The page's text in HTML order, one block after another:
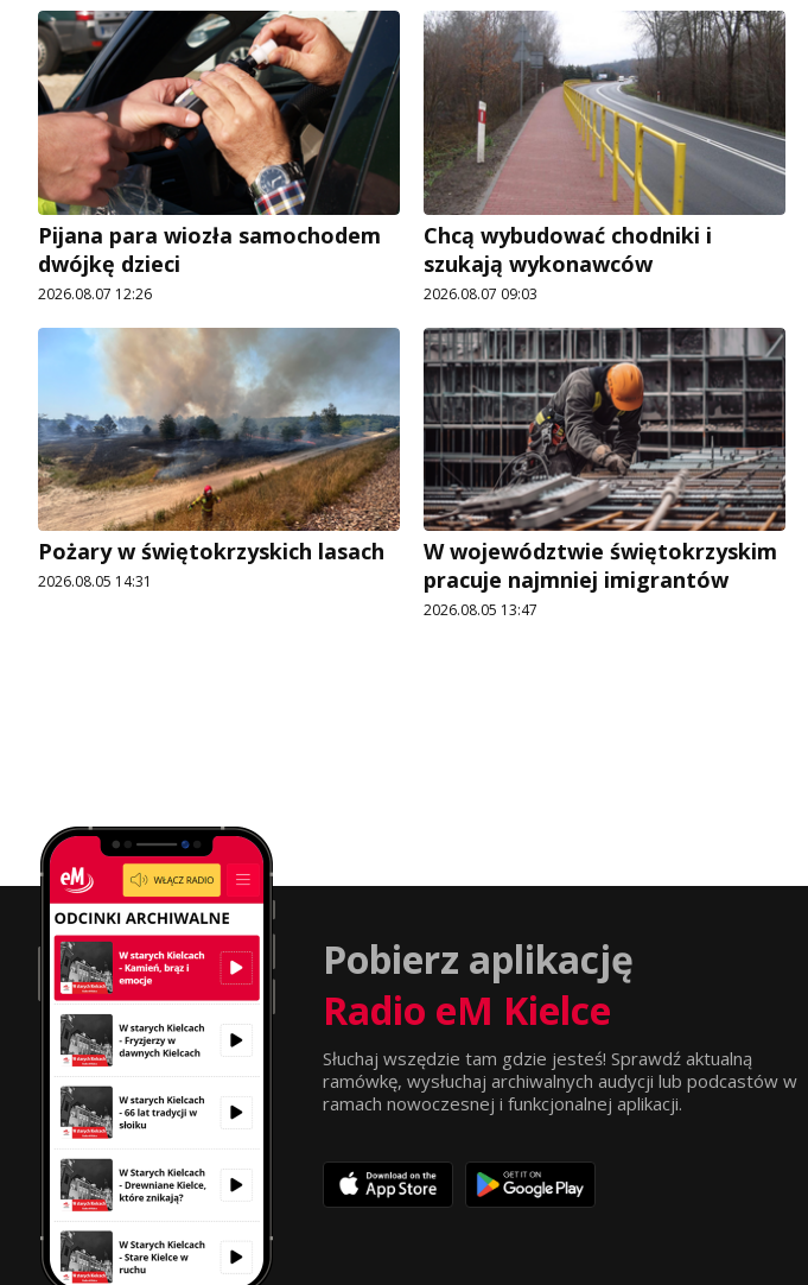
Pijana para wiozła samochodem
dwójkę dzieci
2026.08.07 12:26
Chcą wybudować chodniki i
szukają wykonawców
2026.08.07 09:03
Pożary w świętokrzyskich lasach
2026.08.05 14:31
W województwie świętokrzyskim
pracuje najmniej imigrantów
2026.08.05 13:47
Pobierz aplikację
Radio eM Kielce
Słuchaj wszędzie tam gdzie jesteś! Sprawdź aktualną
ramówkę, wysłuchaj archiwalnych audycji lub podcastów w
ramach nowoczesnej i funkcjonalnej aplikacji.